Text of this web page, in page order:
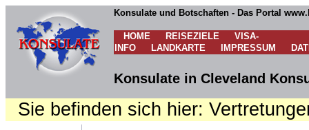
Konsulate und Botschaften - Das Portal
HOME REISEZIELE
VISA-
INFO
LANDKARTE IMPRESSUM
Konsulate in Cleveland
Sie befinden sich hier: